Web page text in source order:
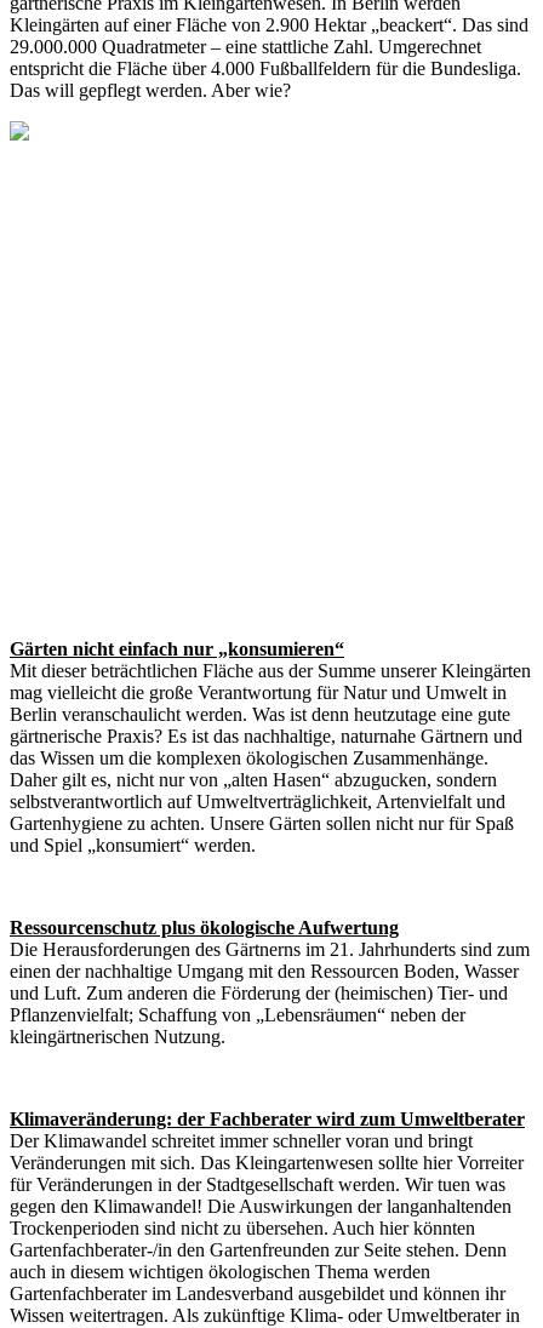
Kleingärten auf einer Fläche von 2.900 Hektar „beackert“. Das sind
29.000.000 Quadratmeter – eine stattliche Zahl. Umgerechnet
entspricht die Fläche über 4.000 Fußballfeldern für die Bundesliga.
Das will gepflegt werden. Aber wie?
Gärten nicht einfach nur „konsumieren“
Mit dieser beträchtlichen Fläche aus der Summe unserer Kleingärten
mag vielleicht die große Verantwortung für Natur und Umwelt in
Berlin veranschaulicht werden. Was ist denn heutzutage eine gute
gärtnerische Praxis? Es ist das nachhaltige, naturnahe Gärtnern und
das Wissen um die komplexen ökologischen Zusammenhänge.
Daher gilt es, nicht nur von „alten Hasen“ abzugucken, sondern
selbstverantwortlich auf Umweltverträglichkeit, Artenvielfalt und
Gartenhygiene zu achten. Unsere Gärten sollen nicht nur für Spaß
und Spiel „konsumiert“ werden.
Ressourcenschutz plus ökologische Aufwertung
Die Herausforderungen des Gärtnerns im 21. Jahrhunderts sind zum
einen der nachhaltige Umgang mit den Ressourcen Boden, Wasser
und Luft. Zum anderen die Förderung der (heimischen) Tier- und
Pflanzenvielfalt; Schaffung von „Lebensräumen“ neben der
kleingärtnerischen Nutzung.
Klimaveränderung: der Fachberater wird zum Umweltberater
Der Klimawandel schreitet immer schneller voran und bringt
Veränderungen mit sich. Das Kleingartenwesen sollte hier Vorreiter
für Veränderungen in der Stadtgesellschaft werden. Wir tuen was
gegen den Klimawandel! Die Auswirkungen der langanhaltenden
Trockenperioden sind nicht zu übersehen. Auch hier könnten
Gartenfachberater-/in den Gartenfreunden zur Seite stehen. Denn
auch in diesem wichtigen ökologischen Thema werden
Gartenfachberater im Landesverband ausgebildet und können ihr
Wissen weitertragen. Als zukünftige Klima- oder Umweltberater in